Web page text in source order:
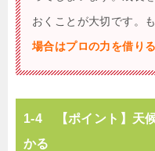
おくことが大切です。
場合はプロの力を借り
1-4 【ポイント】天
かる